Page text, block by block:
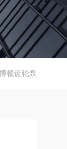
顿齿轮泵